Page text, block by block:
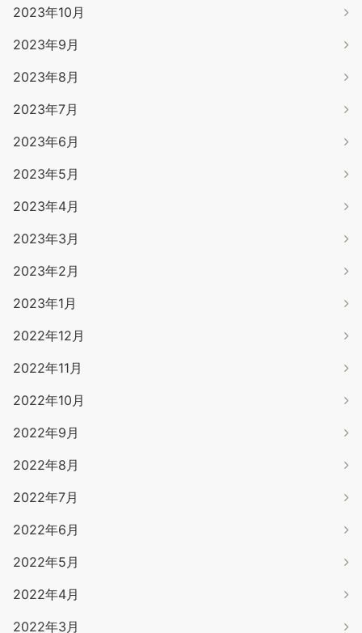
2023年10月
2023年9月
2023年8月
2023年7月
2023年6月
2023年5月
2023年4月
2023年3月
2023年2月
2023年1月
2022年12月
2022年11月
2022年10月
2022年9月
2022年8月
2022年7月
2022年6月
2022年5月
2022年4月
2022年3月